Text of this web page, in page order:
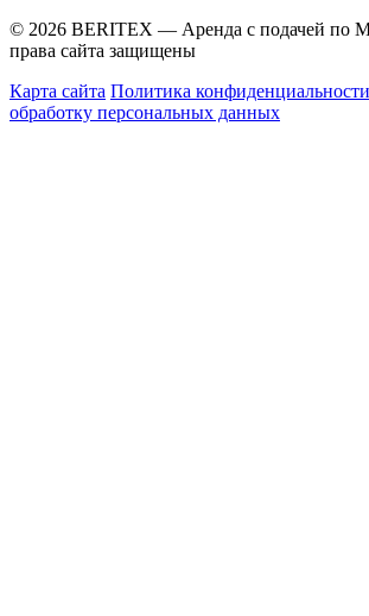
© 2026 BERITEX — Аренда с подачей по
права сайта защищены
Карта сайта Политика конфиденциальности
обработку персональных данных